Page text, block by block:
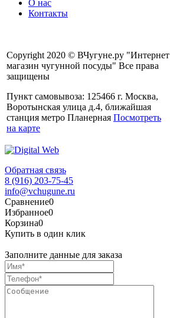
О нас
Контакты
Copyright 2020 © ВЧугуне.ру "Интернет
магазин чугунной посуды" Все права
защищены
Пункт самовывоза: 125466 г. Москва,
Воротынская улица д.4, ближайшая
станция метро Планерная Посмотреть
на карте
Обратная связь
8 (916) 203-75-45
info@vchugune.ru
Сравнение0
Избранное0
Корзина0
Купить в один клик
Заполните данные для заказа